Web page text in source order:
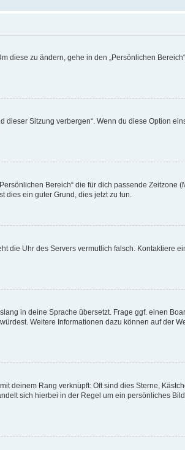
zu ändern, gehe in den „Persönlichen
Sitzung verbergen“. Wenn du diese Option
Bereich“ die für dich passende Zeitzone
dies ein guter Grund, dies jetzt zu tun.
die Uhr des Servers vermutlich falsch. Kontaktiere
in deine Sprache übersetzt. Frage ggf. einen
Weitere Informationen dazu können auf der
deinem Rang verknüpft: Oft sind dies Sterne,
sich hierbei in der Regel um ein persönliches